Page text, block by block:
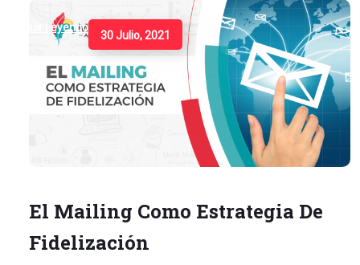
Seguir Leyendo
30 Julio, 2021
El Mailing Como Estrategia De
Fidelización